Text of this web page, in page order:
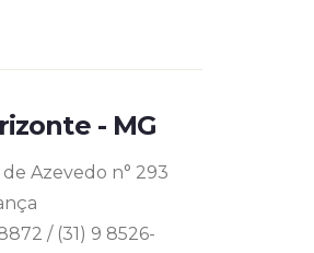
- MG
Azevedo n° 293
/ (31) 9 8526-